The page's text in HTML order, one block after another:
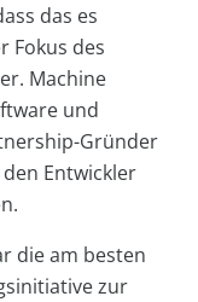
das es
Fokus des
Machine
und
Gründer
Entwickler
die am besten
zur